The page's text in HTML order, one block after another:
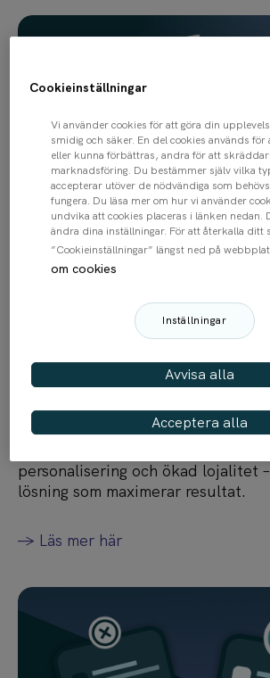
Tänk modulärt – och skapa en
Optimera kundresan med en
personalisering och ökad lojalitet
lösning som maximerar resultat.
-> Läs mer här
Cookieinställningar
Vi använder cookies för att göra din
smidig och säker. En del cookies används
eller kunna förbättras, andra för att
marknadsföring. Du bestämmer själv vilka
accepterar utöver de nödvändiga som
fungera. Du läsa mer om hur vi använder
undvika att cookies placeras i länken nedan.
ändra dina inställningar. För att återkalla ditt
”Cookieinställningar” längst ned på
om cookies
Inställningar
Avvisa alla
Acceptera alla